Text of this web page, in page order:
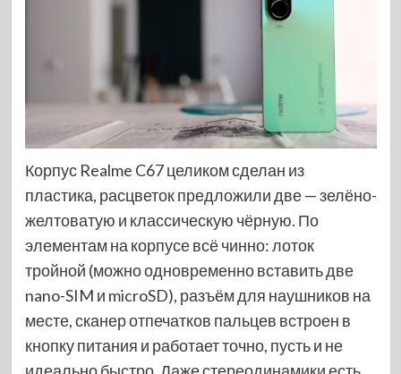
Корпус Realme C67 целиком сделан из
пластика, расцветок предложили две — зелёно-
желтоватую и классическую чёрную. По
элементам на корпусе всё чинно: лоток
тройной (можно одновременно вставить две
nano-SIM и microSD), разъём для наушников на
месте, сканер отпечатков пальцев встроен в
кнопку питания и работает точно, пусть и не